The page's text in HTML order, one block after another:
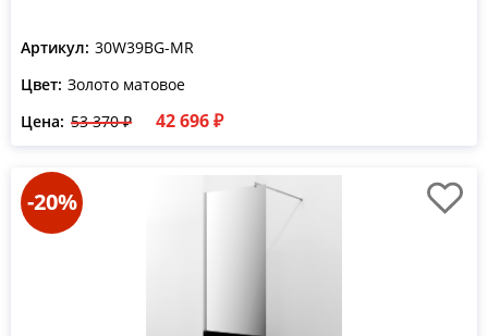
Артикул: 30W39BG-MR
Цвет: Золото матовое
Цена: 53 370 ₽ 42 696 ₽
-20%